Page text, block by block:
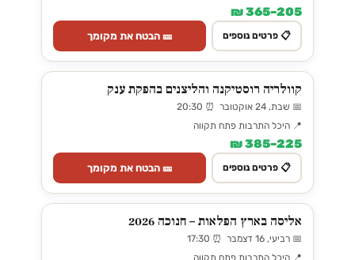
205–365 ₪
📋 פרטים נוספים 🎫 הבטח את מקומך
קוולריה רוסטיקנה והליצנים בהפקת ענק
📅 שבת, 24 אוקטובר ⏰ 20:30
📍 היכל התרבות פתח תקווה
225–385 ₪
📋 פרטים נוספים 🎫 הבטח את מקומך
אליסה בארץ הפלאות – חנוכה 2026
📅 רביעי, 16 דצמבר ⏰ 17:30
📍 היכל התרבות פתח תקווה